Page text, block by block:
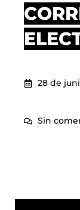
28 de
Sin